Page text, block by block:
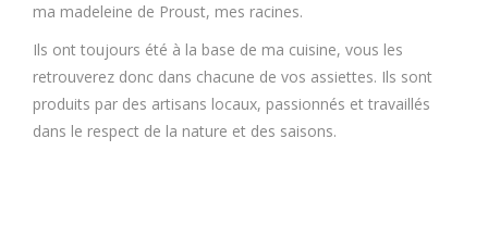
ma madeleine de Proust, mes racines.
Ils ont toujours été à la base de ma cuisine, vous les
retrouverez donc dans chacune de vos assiettes. Ils sont
produits par des artisans locaux, passionnés et travaillés
dans le respect de la nature et des saisons.